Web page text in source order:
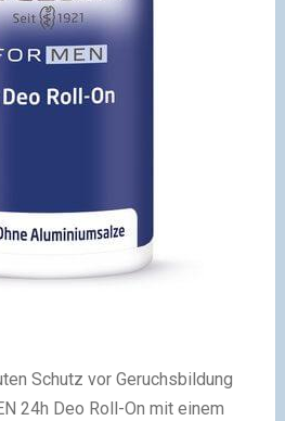
Schutz vor Geruchsbildung
24h Deo Roll-On mit einem